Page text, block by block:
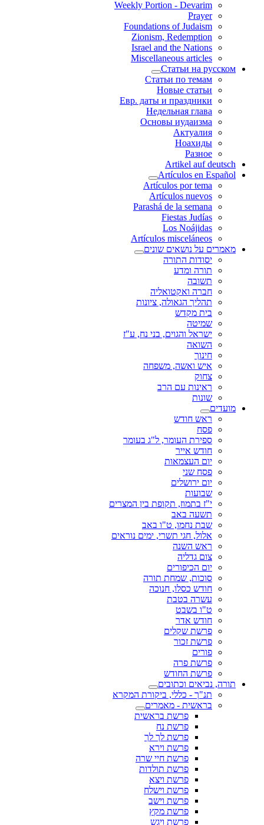
Weekly Portion - Devarim
Prayer
Foundations of Judaism
Zionism, Redemption
Israel and the Nations
Miscellaneous articles
Статьи на русском
Статьи по темам
Новые статьи
Евр. даты и праздники
Недельная глава
Основы иудаизма
Актуалия
Ноахиды
Разное
Artikel auf deutsch
Artículos en Español
Artículos por tema
Artículos nuevos
Parashá de la semana
Fiestas Judías
Los Noájidas
Artículos misceláneos
מאמרים על נושאים שונים
יסודות התורה
תורה ומדע
תשובה
חברה ואקטואליה
תהליך הגאולה, ציונות
בית מקדש
שמיטה
ישראל והגוים, בני נח, ע"ז
השואה
חינוך
איש ואשה, משפחה
צחוק
ראינות עם הרב
שונות
מועדים
ראש חודש
פסח
ספירת העומר, ל"ג בעומר
חודש אייר
יום העצמאות
פסח שני
יום ירושלים
שבועות
י"ז בתמוז, תקופת בין המצרים
תשעה באב
שבת נחמו, ט"ו באב
אלול, חגי תשרי, ימים נוראים
ראש השנה
צום גדליה
יום הכיפורים
סוכות, שמחת תורה
חודש כסלו, חנוכה
עשרה בטבת
ט"ו בשבט
חודש אדר
פרשת שקלים
פרשת זכור
פורים
פרשת פרה
פרשת החודש
תורה, נביאים וכתובים
תנ"ך - כללי, ביקורת המקרא
בראשית - מאמרים
פרשת בראשית
פרשת נח
פרשת לך לך
פרשת וירא
פרשת חיי שרה
פרשת תולדות
פרשת ויצא
פרשת וישלח
פרשת וישב
פרשת מקץ
פרשת ויגש